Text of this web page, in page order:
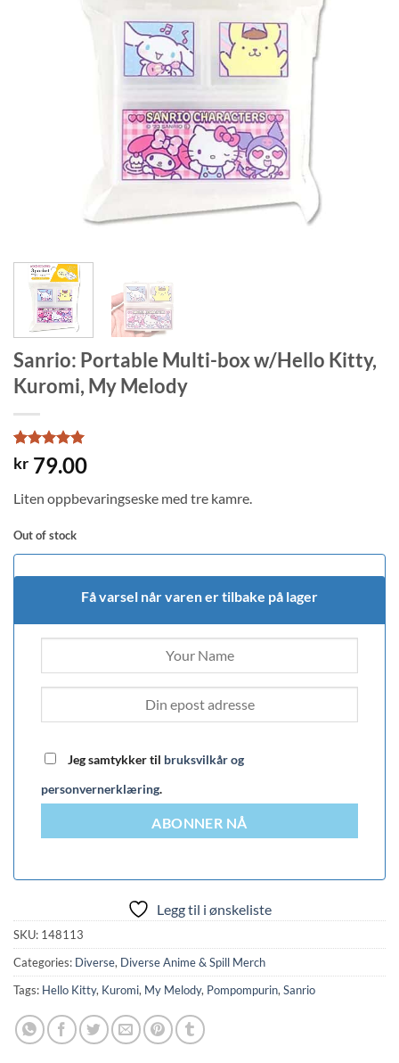
Sanrio: Portable Multi-box w/Hello Kitty,
Kuromi, My Melody
Rated5
out of 5
1
customer
kr 79.00
Liten oppbevaringseske med tre kamre.
Out of stock
Få varsel når varen er tilbake på lager
Jeg samtykker til bruksvilkår og
personvernerklæring.
ABONNER NÅ
Legg til i ønskeliste
SKU: 148113
Categories: Diverse, Diverse Anime & Spill Merch
Tags: Hello Kitty, Kuromi, My Melody, Pompompurin, Sanrio